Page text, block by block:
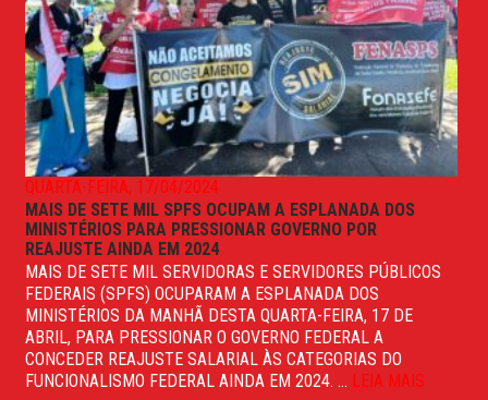
QUARTA-FEIRA, 17/04/2024
MAIS DE SETE MIL SPFS OCUPAM A ESPLANADA DOS
MINISTÉRIOS PARA PRESSIONAR GOVERNO POR
REAJUSTE AINDA EM 2024
MAIS DE SETE MIL SERVIDORAS E SERVIDORES PÚBLICOS
FEDERAIS (SPFS) OCUPARAM A ESPLANADA DOS
MINISTÉRIOS DA MANHÃ DESTA QUARTA-FEIRA, 17 DE
ABRIL, PARA PRESSIONAR O GOVERNO FEDERAL A
CONCEDER REAJUSTE SALARIAL ÀS CATEGORIAS DO
FUNCIONALISMO FEDERAL AINDA EM 2024. ... LEIA MAIS